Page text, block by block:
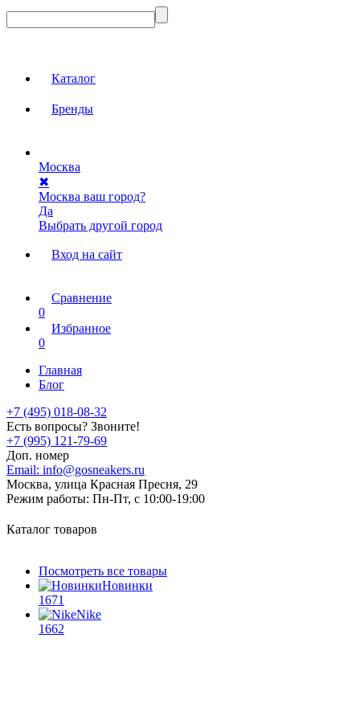
Каталог
Бренды
Москва
✖
Москва ваш город?
Да
Выбрать другой город
Вход на сайт
Сравнение
0
Избранное
0
Главная
Блог
+7 (495) 018-08-32
Есть вопросы? Звоните!
+7 (995) 121-79-69
Доп. номер
Email: info@gosneakers.ru
Москва, улица Красная Пресня, 29
Режим работы: Пн-Пт, с 10:00-19:00
Каталог товаров
Посмотреть все товары
Новинки
1671
Nike
1662